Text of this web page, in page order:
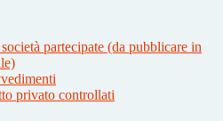
partecipate (da pubblicare in
privato controllati